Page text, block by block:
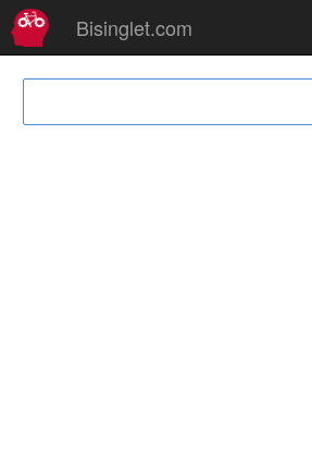
Bisinglet.com